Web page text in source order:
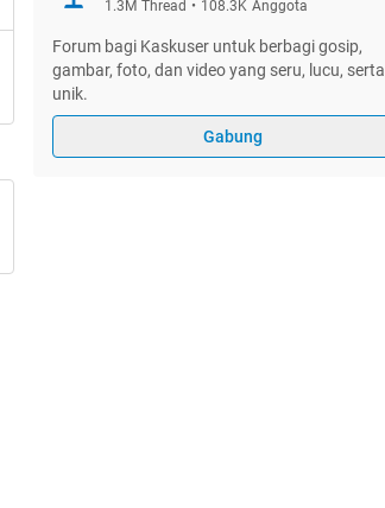
1.3M Thread • 108.3K Anggota
Forum bagi Kaskuser untuk berbagi gosip,
gambar, foto, dan video yang seru, lucu, serta
unik.
Gabung